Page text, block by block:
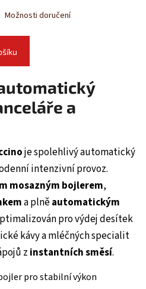
Možnosti doručení
a
je spolehlivý automatický
intenzivní provoz.
mosazným bojlerem,
a plněautomatickým
pro výdej desítek
kávy a mléčných specialit
z instantních směsí.
pro stabilní výkon